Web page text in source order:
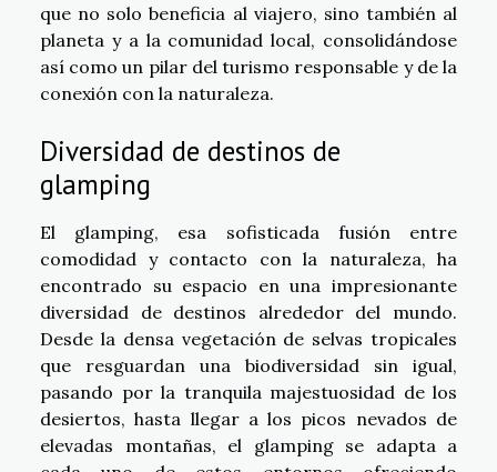
que no solo beneficia al viajero, sino también al
planeta y a la comunidad local, consolidándose
así como un pilar del turismo responsable y de la
conexión con la naturaleza.
Diversidad de destinos de
glamping
El glamping, esa sofisticada fusión entre
comodidad y contacto con la naturaleza, ha
encontrado su espacio en una impresionante
diversidad de destinos alrededor del mundo.
Desde la densa vegetación de selvas tropicales
que resguardan una biodiversidad sin igual,
pasando por la tranquila majestuosidad de los
desiertos, hasta llegar a los picos nevados de
elevadas montañas, el glamping se adapta a